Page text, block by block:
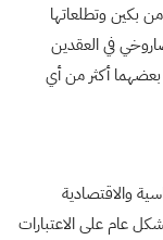
بكين وتطلعاتها
في العقدين
أكثر من أي
والاقتصادية
عام على الاعتبارات